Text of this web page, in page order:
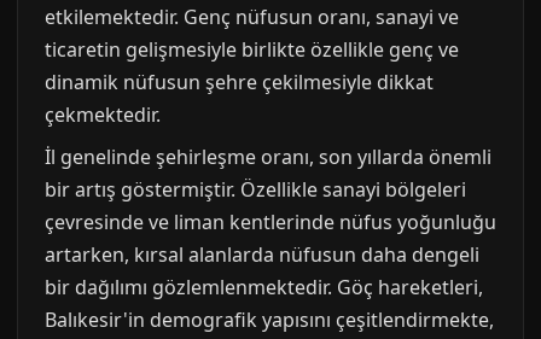
etkilemektedir. Genç nüfusun oranı, sanayi ve
ticaretin gelişmesiyle birlikte özellikle genç ve
dinamik nüfusun şehre çekilmesiyle dikkat
çekmektedir.
İl genelinde şehirleşme oranı, son yıllarda önemli
bir artış göstermiştir. Özellikle sanayi bölgeleri
çevresinde ve liman kentlerinde nüfus yoğunluğu
artarken, kırsal alanlarda nüfusun daha dengeli
bir dağılımı gözlemlenmektedir. Göç hareketleri,
Balıkesir'in demografik yapısını çeşitlendirmekte,